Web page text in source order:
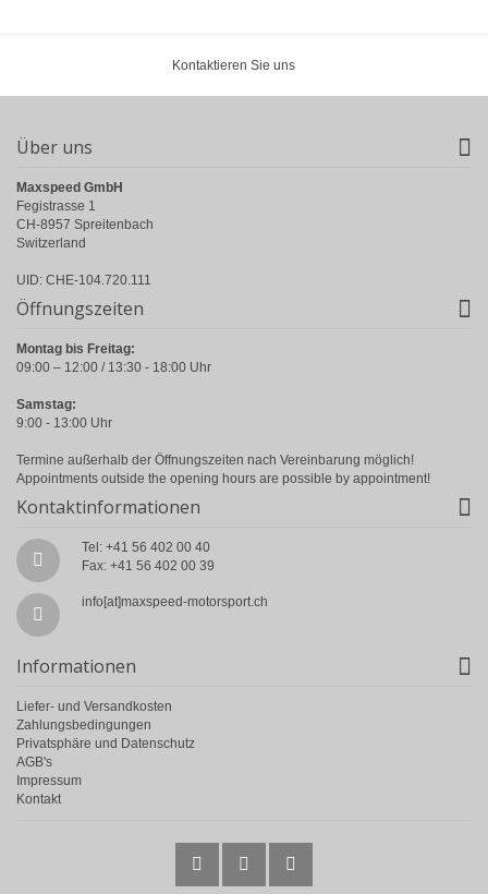
Kontaktieren Sie uns
Über uns
Maxspeed GmbH
Fegistrasse 1
CH-8957 Spreitenbach
Switzerland
UID: CHE-104.720.111
Öffnungszeiten
Montag bis Freitag:
09:00 – 12:00 / 13:30 - 18:00 Uhr
Samstag:
9:00 - 13:00 Uhr
Termine außerhalb der Öffnungszeiten nach Vereinbarung möglich!
Appointments outside the opening hours are possible by appointment!
Kontaktinformationen
Tel: +41 56 402 00 40
Fax: +41 56 402 00 39
info[at]maxspeed-motorsport.ch
Informationen
Liefer- und Versandkosten
Zahlungsbedingungen
Privatsphäre und Datenschutz
AGB's
Impressum
Kontakt